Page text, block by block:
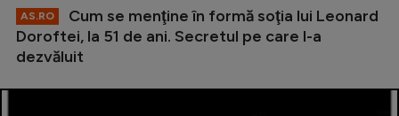
AS.RO
Cum se menţine în formă soţia lui Leonard
Doroftei, la 51 de ani. Secretul pe care l-a
dezvăluit